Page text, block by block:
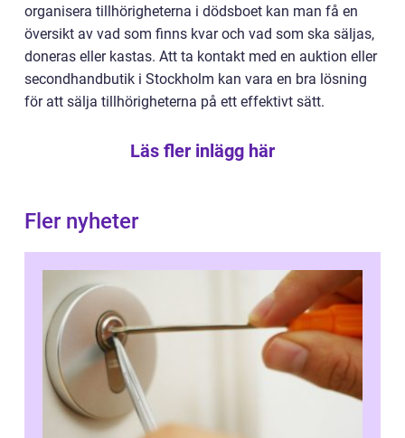
organisera tillhörigheterna i dödsboet kan man få en
översikt av vad som finns kvar och vad som ska säljas,
doneras eller kastas. Att ta kontakt med en auktion eller
secondhandbutik i Stockholm kan vara en bra lösning
för att sälja tillhörigheterna på ett effektivt sätt.
Läs fler inlägg här
Fler nyheter